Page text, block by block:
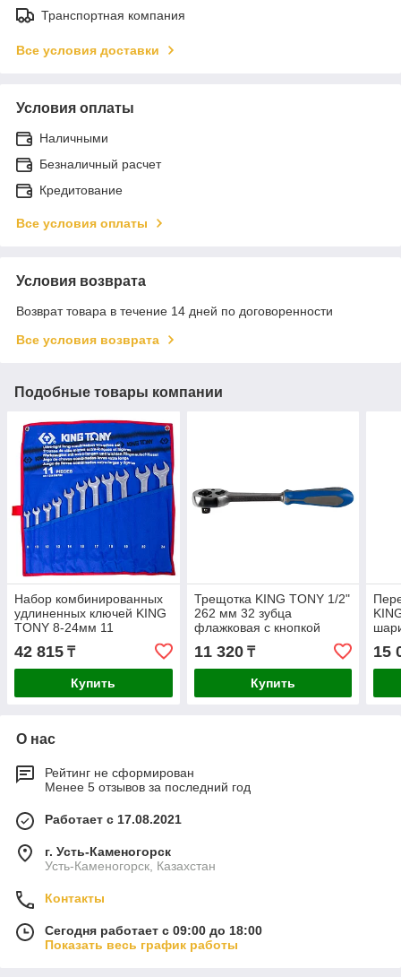
Транспортная компания
Все условия доставки
Условия оплаты
Наличными
Безналичный расчет
Кредитование
Все условия оплаты
Условия возврата
Возврат товара в течение 14 дней по договоренности
Все условия возврата
Подобные товары компании
Набор комбинированных
удлиненных ключей KING
TONY 8-24мм 11
предметов 12A1MRN
42 815 ₸
Купить
Трещотка KING TONY 1/2"
262 мм 32 зубца
флажковая с кнопкой
4771-10GR
11 320₸
Купить
15
О нас
Рейтинг не сформирован
Менее 5 отзывов за последний год
Работает с 17.08.2021
г. Усть-Каменогорск
Усть-Каменогорск, Казахстан
Контакты
Сегодня работает с 09:00 до 18:00
Показать весь график работы